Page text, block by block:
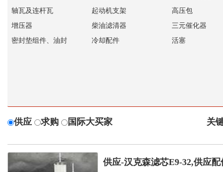
轴瓦及连杆瓦
起动机支架
高压包
增压器
柴油滤清器
三元催化器
密封垫组件、油封
冷却配件 活塞
供应 求购 国际大买家 关
供应-汉克森滤芯E9-32,供应配